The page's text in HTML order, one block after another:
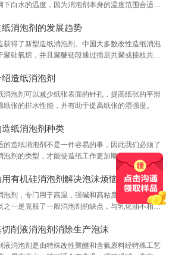
下白水的温度，因为消泡剂本身的温度范围合适，
法达到更好的消泡效果。
消泡剂的发展趋势
获得了新型造纸消泡剂。中国大多数改性造纸消泡
聚硅氧烷，并且聚醚链段通过插层共聚或接枝共聚
或增加其在水中的溶解度，从而增强其消泡能力。
造纸消泡剂
消泡剂可以减少纸张表面的针孔，提高纸张的平滑
纸张的排水性能，并有助于提高纸张的湿强度。
纸消泡剂种类
的造纸消泡剂不是一件容易的事，因此我们必须了
泡剂的类型，才能使造纸工作更加顺畅。
有机硅消泡剂解决泡沫烦恼
泡剂，专门用于高温，强碱和高粘度体系中的消
之一是克服了一般消泡剂的缺点，与乳化油不相
切削液消泡剂消除生产泡沫
液消泡剂是由特殊改性聚醚和含氟原料经特殊工艺